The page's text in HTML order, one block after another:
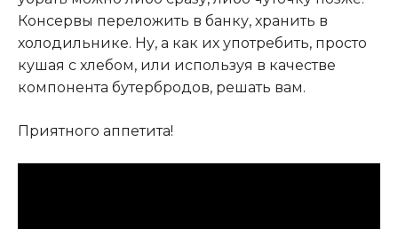
Консервы переложить в банку, хранить в
холодильнике. Ну, а как их употребить, просто
кушая с хлебом, или используя в качестве
компонента бутербродов, решать вам.
Приятного аппетита!